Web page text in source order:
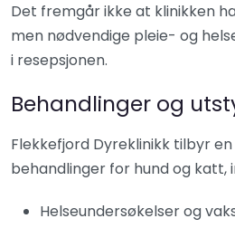
Det fremgår ikke at klinikken
men nødvendige pleie- og
i resepsjonen.
Behandlinger og
Flekkefjord Dyreklinikk tilbyr
behandlinger for hund og katt,
Helseundersøkelser og